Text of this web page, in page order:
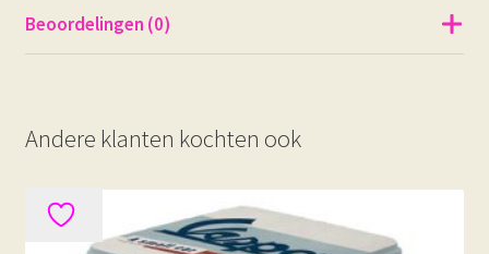
Beoordelingen (0)
Andere klanten kochten ook